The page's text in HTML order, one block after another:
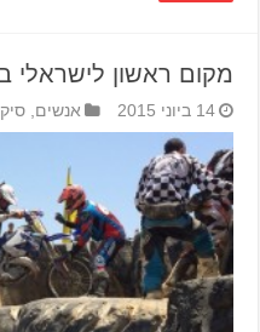
מקום ראשון לישראלי
14 ביוני 2015 אנשים ,